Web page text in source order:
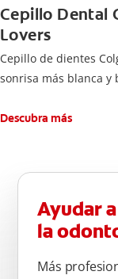
Cepillo Dental
Lovers
Cepillo de dientes
sonrisa más blanca y
Descubra más
Ayudar
la
Más